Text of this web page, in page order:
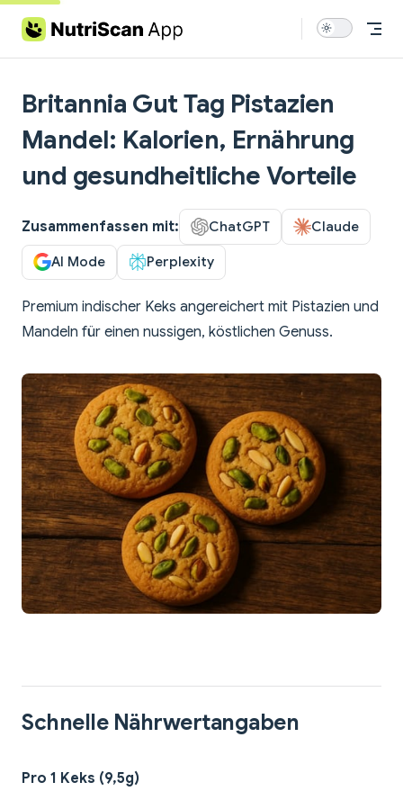
Skip to content
Britannia Gut Tag Pistazien
Mandel: Kalorien, Ernährung
und gesundheitliche Vorteile
Zusammenfassen mit: ChatGPT Claude
AI Mode Perplexity
Premium indischer Keks angereichert mit Pistazien und
Mandeln für einen nussigen, köstlichen Genuss.
Schnelle Nährwertangaben
Pro 1 Keks (9,5g)